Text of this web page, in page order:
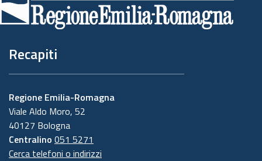
pagina
Recapiti
Regione Emilia-Romagna
Viale Aldo Moro, 52
40127 Bologna
Centralino 051 5271
Cerca telefoni o indirizzi